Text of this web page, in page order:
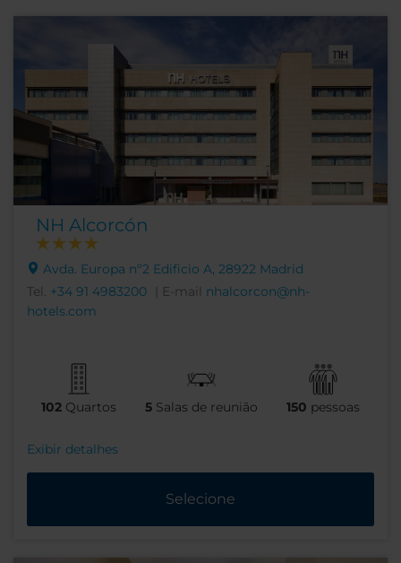
NH Alcorcón
Avda. Europa nº2 Edificio A, 28922 Madrid
Tel. +34 91 4983200 | E-mail nhalcorcon@nh-
hotels.com
102 Quartos 5 Salas de reunião 150 pessoas
Exibir detalhes
Selecione